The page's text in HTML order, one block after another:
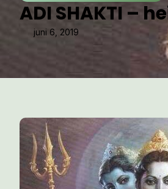
ADI SHAKTI –
juni 6, 2019